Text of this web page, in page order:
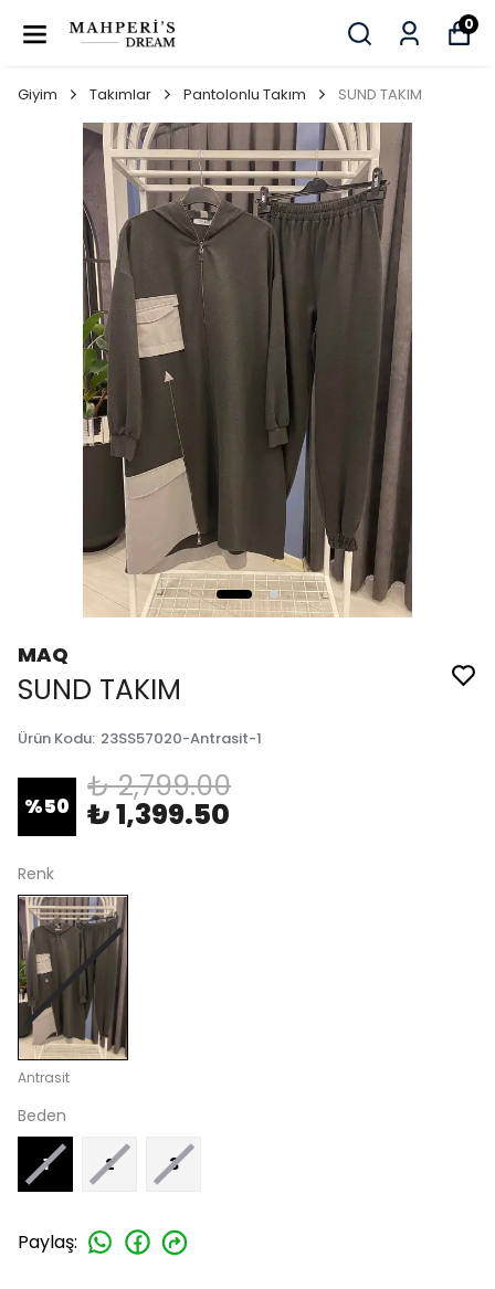
0
Giyim Takımlar Pantolonlu Takım SUND TAKIM
MAQ
SUND TAKIM
Ürün Kodu: 23SS57020-Antrasit-1
%50
₺ 2,799.00
₺ 1,399.50
Renk
Antrasit
Beden
1 2 3
Paylaş: